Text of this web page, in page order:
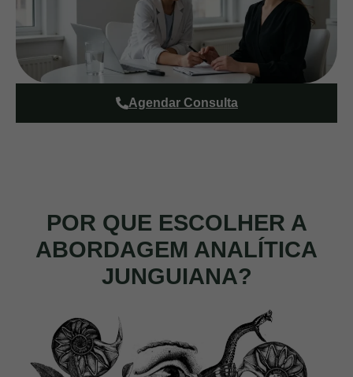
Agendar Consulta
POR QUE ESCOLHER A
ABORDAGEM ANALÍTICA
JUNGUIANA?